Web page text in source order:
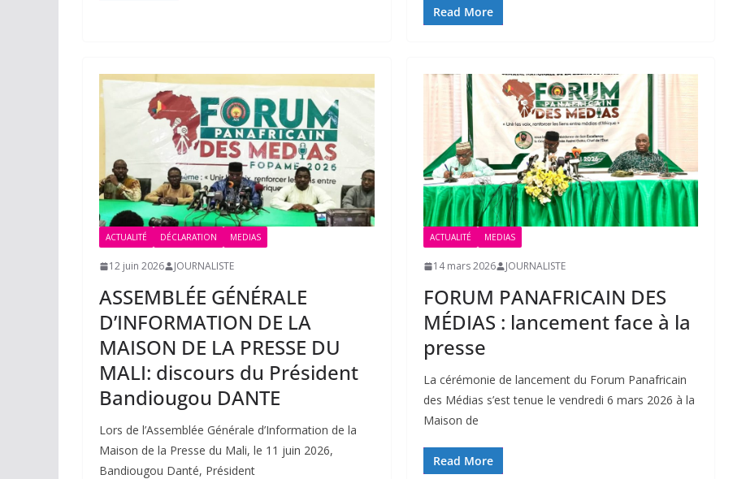
Read More
ACTUALITÉ DÉCLARATION MEDIAS
12 juin 2026 JOURNALISTE
ASSEMBLÉE GÉNÉRALE
D’INFORMATION DE LA
MAISON DE LA PRESSE DU
MALI: discours du Président
Bandiougou DANTE
Lors de l’Assemblée Générale d’Information de la
Maison de la Presse du Mali, le 11 juin 2026,
Bandiougou Danté, Président
ACTUALITÉ MEDIAS
14 mars 2026 JOURNALISTE
FORUM PANAFRICAIN DES
MÉDIAS : lancement face à la
presse
La cérémonie de lancement du Forum Panafricain
des Médias s’est tenue le vendredi 6 mars 2026 à la
Maison de
Read More